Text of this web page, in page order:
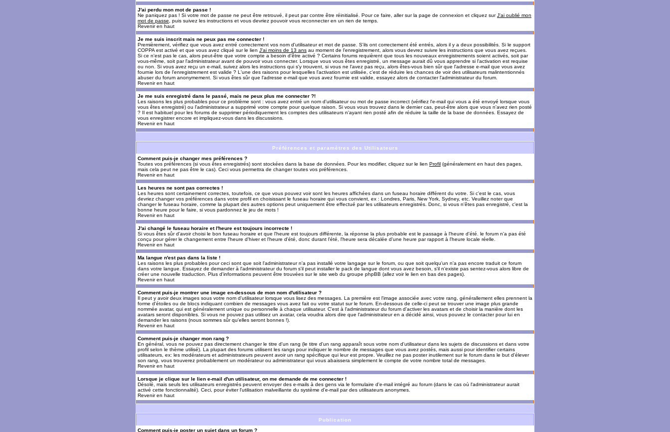
J'ai perdu mon mot de passe !
Ne paniquez pas ! Si votre mot de passe ne peut être retrouvé, il peut par contre être réinitialisé. Pour ce faire, aller sur la page de connexion et cliquez surJ'ai oublié mon
mot de passe , puis suivez les instructions et vous devriez pouvoir vous reconnecter en un rien de temps.
Revenir en haut
Je me suis inscrit mais ne peux pas me connecter !
Premièrement, vérifiez que vous avez entré correctement vos nom d'utilisateur et mot de passe. S'ils ont correctement été entrés, alors il y a deux possibilités. Si le support
COPPA est activé et que vous avez cliqué sur le lien J'ai moins de 13 ans au moment de l'enregistrement, alors vous devrez suivre les instructions que vous avez reçues.
Si ce n'est pas le cas, alors peut-être que votre compte a besoin d'être activé ? Certains forums requièrent que tous les nouveaux enregistrements soient activés, soit par
vous-même, soit par l'administrateur avant de pouvoir vous connecter. Lorsque vous vous êtes enregistré, un message aurait dû vous apprendre si l'activation est requise
ou non. Si vous avez reçu un e-mail, suivez alors les instructions qui s'y trouvent, si vous ne l'avez pas reçu, alors êtes-vous bien sûr que l'adresse e-mail que vous avez
fournie lors de l'enregistrement est valide ? L'une des raisons pour lesquelles l'activation est utilisée, c'est de réduire les chances de voir des utilisateurs malintentionnés
abuser du forum anonymement. Si vous êtes sûr que l'adresse e-mail que vous avez fournie est valide, essayez alors de contacter l'administrateur du forum.
Revenir en haut
Je me suis enregistré dans le passé, mais ne peux plus me connecter ?!
Les raisons les plus probables pour ce problème sont : vous avez entré un nom d'utilisateur ou mot de passe incorrect (vérifiez l'e-mail qui vous a été envoyé lorsque vous
vous êtes enregistré) ou l'administrateur a supprimé votre compte pour quelque raison. Si vous vous trouvez dans le dernier cas, peut-être alors que vous n'avez rien posté
? Il est habituel pour les forums de supprimer périodiquement les comptes des utilisateurs n'ayant rien posté afin de réduire la taille de la base de données. Essayez de
vous enregistrer encore et impliquez-vous dans les discussions.
Revenir en haut
Préférences et paramètres des Utilisateurs
Comment puis-je changer mes préférences ?
Toutes vos préférences (si vous êtes enregistrés) sont stockées dans la base de données. Pour les modifier, cliquez sur le lien Profil (généralement en haut des pages,
mais cela peut ne pas être le cas). Ceci vous permettra de changer toutes vos préférences.
Revenir en haut
Les heures ne sont pas correctes !
Les heures sont certainement correctes, toutefois, ce que vous pouvez voir sont les heures affichées dans un fuseau horaire différent du votre. Si c'est le cas, vous
devriez changer vos préférences dans votre profil en choisissant le fuseau horaire qui vous convient, ex : Londres, Paris, New York, Sydney, etc. Veuillez noter que
changer le fuseau horaire, comme la plupart des autres options peut uniquement être effectué par les utilisateurs enregistrés. Donc, si vous n'êtes pas enregistré, c'est la
bonne heure pour le faire, si vous pardonnez le jeu de mots !
Revenir en haut
J'ai changé le fuseau horaire et l'heure est toujours incorrecte !
Si vous êtes sûr d'avoir choisi le bon fuseau horaire et que l'heure est toujours différente, la réponse la plus probable est le passage à l'heure d'été. le forum n'a pas été
conçu pour gérer le changement entre l'heure d'hiver et l'heure d'été, donc durant l'été, l'heure sera décalée d'une heure par rapport à l'heure locale réelle.
Revenir en haut
Ma langue n'est pas dans la liste !
Les raisons les plus probables pour ceci sont que soit l'administrateur n'a pas installé votre langage sur le forum, ou que soit quelqu'un n'a pas encore traduit ce forum
dans votre langue. Essayez de demander à l'administrateur du forum s'il peut installer le pack de langue dont vous avez besoin, s'il n'existe pas sentez-vous alors libre de
créer une nouvelle traduction. Plus d'informations peuvent être trouvées sur le site web du groupe phpBB (allez voir le lien en bas des pages).
Revenir en haut
Comment puis-je montrer une image en-dessous de mon nom d'utilisateur ?
Il peut y avoir deux images sous votre nom d'utilisateur lorsque vous lisez des messages. La première est l'image associée avec votre rang, générallement elles prennent la
forme d'étoiles ou de blocs indiquant combien de messages vous avez fait ou votre statut sur le forum. En-dessous de celle-ci peut se trouver une image plus grande
nommée avatar, qui est généralement unique ou personnelle à chaque utilisateur. C'est à l'administrateur du forum d'activer les avatars et de choisir la manière dont les
avatars seront disponibles. Si vous ne pouvez pas utilisez un avatar, cela voudra alors dire que l'administrateur en a décidé ainsi, vous pouvez le contacter pour lui en
demander les raisons (nous sommes sûr qu'elles seront bonnes !).
Revenir en haut
Comment puis-je changer mon rang ?
En général, vous ne pouvez pas directement changer le titre d'un rang (le titre d'un rang apparaît sous votre nom d'utilisateur dans les sujets de discussions et dans votre
profil selon le thème utilisé). La plupart des forums utilisent les rangs pour indiquer le nombre de messages que vous avez postés, mais aussi pour identifier certains
utilisateurs, ex: les modérateurs et administrateurs peuvent avoir un rang spécifique qui leur est propre. Veuillez ne pas poster inutilement sur le forum dans le but d'élever
son rang, vous trouverez probablement un modérateur ou administrateur qui vous abaissera simplement le compte de votre nombre total de messages.
Revenir en haut
Lorsque je clique sur le lien e-mail d'un utilisateur, on me demande de me connecter !
Désolé, mais seuls les utilisateurs enregistrés peuvent envoyer des e-mails à des gens via le formulaire d'e-mail intégré au forum (dans le cas où l'administrateur aurait
activé cette fonctionnalité). Ceci, pour éviter l'utilisation malveillante du système d'e-mail par des utilisateurs anonymes.
Revenir en haut
Publication
Comment puis-je poster un sujet dans un forum ?